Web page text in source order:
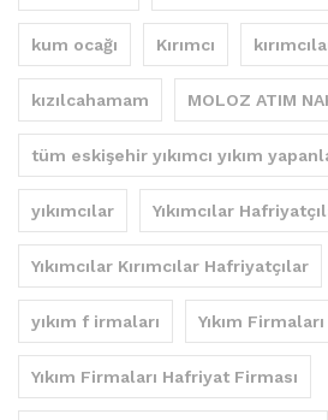
kum ocağı Kırımcı
kızılcahamam MOLOZ ATIM
tüm eskişehir yıkımcı yıkım
yıkımcılar Yıkımcılar
Yıkımcılar Kırımcılar Hafriyatçılar
yıkım f irmaları Yıkım Firmaları
Yıkım Firmaları Hafriyat Firması